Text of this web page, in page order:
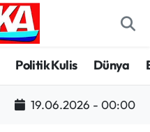
Politik Kulis Dünya
19.06.2026 - 00:00